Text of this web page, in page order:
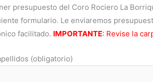
presupuesto del Coro Rociero La
formulario. Le enviaremos
facilitado. IMPORTANTE: Revise la
(obligatorio)